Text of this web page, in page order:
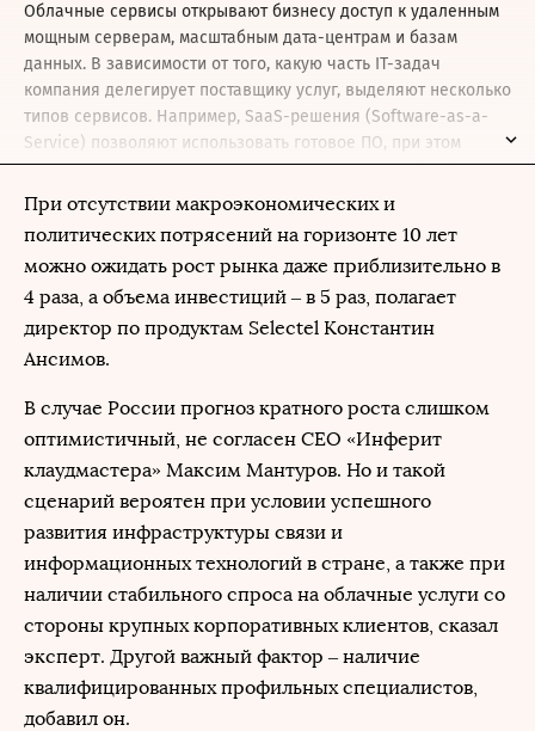
Облачные сервисы открывают бизнесу доступ к удаленным
мощным серверам, масштабным дата-центрам и базам
данных. В зависимости от того, какую часть IT-задач
компания делегирует поставщику услуг, выделяют несколько
типов сервисов. Например, SaaS-решения (Software-as-a-
Service) позволяют использовать готовое ПО, при этом
инфраструктуру содержит поставщик услуг. PaaS (Platform-
as-a-Service) предоставляет облачную платформу для
разработки ПО и приложений, а IaaS (Infrastructure-as-a-
Service) дает возможность настраивать операционную
систему сервера и управлять базами данных. Также сейчас
развиваются системы CaaS (Container-as-a-Service –
разновидность IaaS), DBaaS (Database as a Service,
облачные базы данных), RPAaaS (Robotic Process Automation
автоматизации и интеллектуальных систем).
При отсутствии макроэкономических и
политических потрясений на горизонте 10 лет
можно ожидать рост рынка даже приблизительно в
4 раза, а объема инвестиций – в 5 раз, полагает
директор по продуктам Selectel Константин
Ансимов.
В случае России прогноз кратного роста слишком
оптимистичный, не согласен CEO «Инферит
клаудмастера» Максим Мантуров. Но и такой
сценарий вероятен при условии успешного
развития инфраструктуры связи и
информационных технологий в стране, а также при
наличии стабильного спроса на облачные услуги со
стороны крупных корпоративных клиентов, сказал
эксперт. Другой важный фактор – наличие
квалифицированных профильных специалистов,
добавил он.